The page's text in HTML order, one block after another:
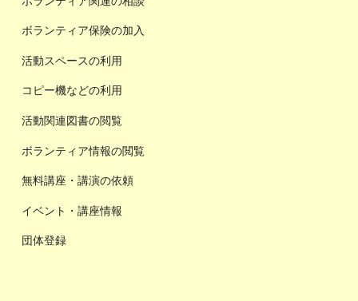
ボランティア保険の加入
活動スペースの利用
コピー機などの利用
活動関連図書の閲覧
ボランティア情報の閲覧
無料講座・講演の依頼
イベント・講座情報
団体登録